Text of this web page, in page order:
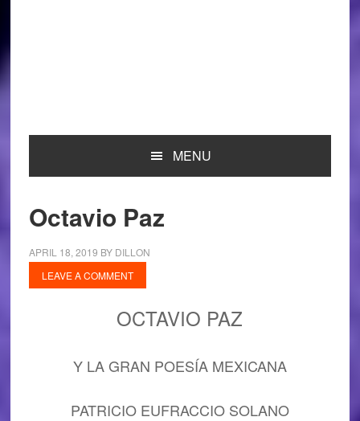
MENU
Octavio Paz
APRIL 18, 2019 BY DILLON
LEAVE A COMMENT
OCTAVIO PAZ
Y LA GRAN POESÍA MEXICANA
PATRICIO EUFRACCIO SOLANO